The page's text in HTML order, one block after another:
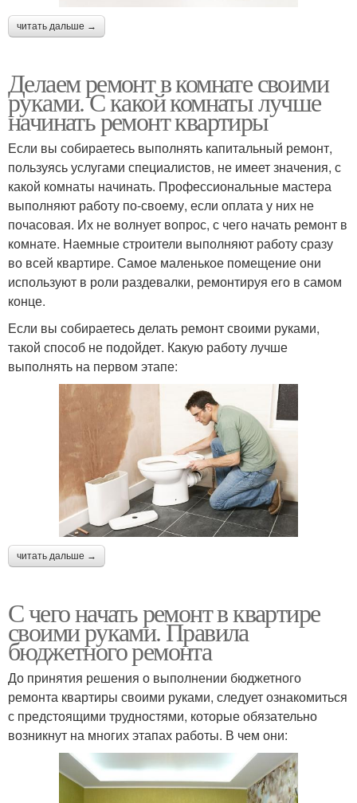
читать дальше →
Делаем ремонт в комнате своими
руками. С какой комнаты лучше
начинать ремонт квартиры
Если вы собираетесь выполнять капитальный ремонт,
пользуясь услугами специалистов, не имеет значения, с
какой комнаты начинать. Профессиональные мастера
выполняют работу по-своему, если оплата у них не
почасовая. Их не волнует вопрос, с чего начать ремонт в
комнате. Наемные строители выполняют работу сразу
во всей квартире. Самое маленькое помещение они
используют в роли раздевалки, ремонтируя его в самом
конце.
Если вы собираетесь делать ремонт своими руками,
такой способ не подойдет. Какую работу лучше
выполнять на первом этапе:
читать дальше →
С чего начать ремонт в квартире
своими руками. Правила
бюджетного ремонта
До принятия решения о выполнении бюджетного
ремонта квартиры своими руками, следует ознакомиться
с предстоящими трудностями, которые обязательно
возникнут на многих этапах работы. В чем они: